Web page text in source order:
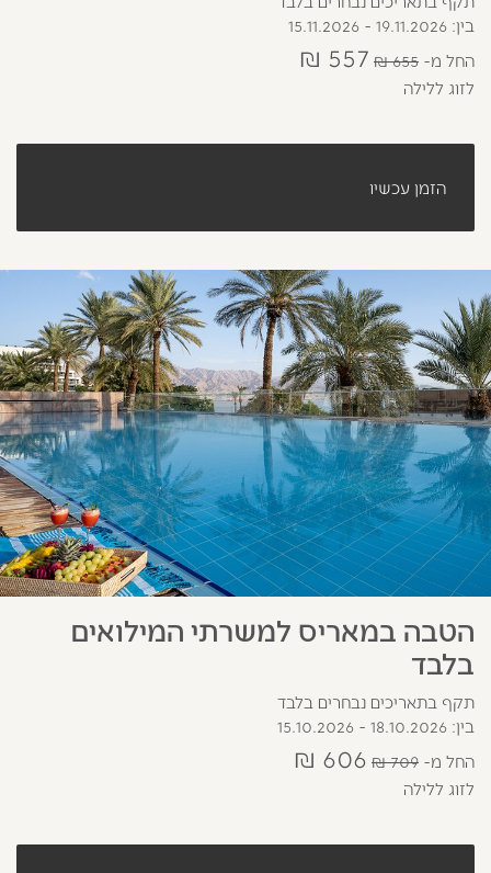
בין: 19.11.2026 - 15.11.2026
החל מ
655 ₪
557 ₪
לזוג ללילה
הזמן עכשיו
הטבה במאריס למשרתי המילואים
בלבד
תקף בתאריכים נבחרים בלבד
בין: 18.10.2026 - 15.10.2026
החל מ
709 ₪
606 ₪
לזוג ללילה